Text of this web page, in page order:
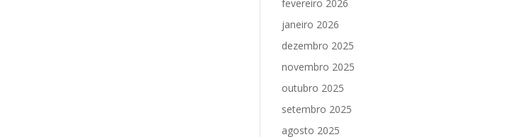
fevereiro 2026
janeiro 2026
dezembro 2025
novembro 2025
outubro 2025
setembro 2025
agosto 2025